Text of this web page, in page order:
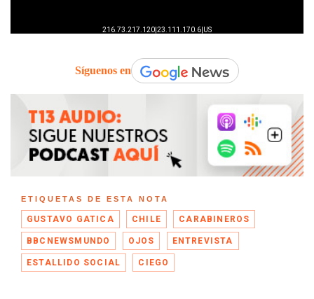
Síguenos en
ETIQUETAS DE ESTA NOTA
GUSTAVO GATICA CHILE CARABINEROS
BBCNEWSMUNDO OJOS ENTREVISTA
ESTALLIDO SOCIAL CIEGO